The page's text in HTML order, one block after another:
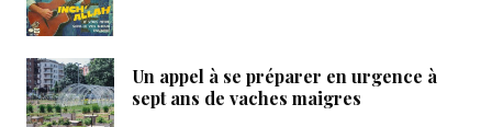
Un appel à se préparer en urgence à
sept ans de vaches maigres